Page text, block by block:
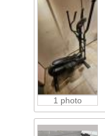
1 photo